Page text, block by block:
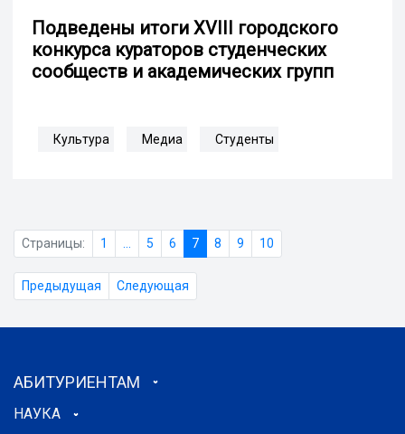
Подведены итоги XVIII городского
конкурса кураторов студенческих
сообществ и академических групп
Культура Медиа Студенты
Страницы: 1 5 6 7 8 9 10
Предыдущая Следующая
АБИТУРИЕНТАМ
НАУКА